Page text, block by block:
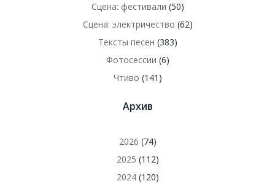
Сцена: фестивали (50)
Сцена: электричество (62)
Тексты песен (383)
Фотосессии (6)
Чтиво (141)
Архив
2026 (74)
2025 (112)
2024(120)